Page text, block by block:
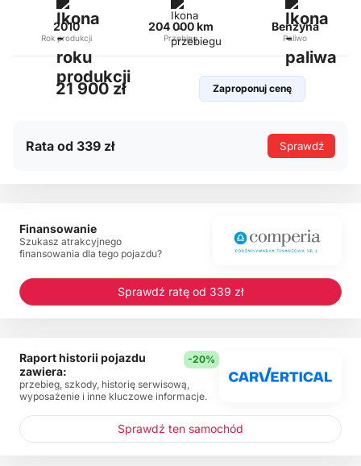
2010
Rok produkcji
204 000 km
Przebieg
Benzyna
Paliwo
21 900 zł Zaproponuj cenę
Rata od 339 zł Sprawdź
Finansowanie
Szukasz atrakcyjnego
finansowania dla tego pojazdu?
Sprawdź ratę od 339 zł
Raport historii pojazdu
zawiera:
-20%
przebieg, szkody, historię serwisową,
wyposażenie i inne kluczowe informacje.
Sprawdź ten samochód